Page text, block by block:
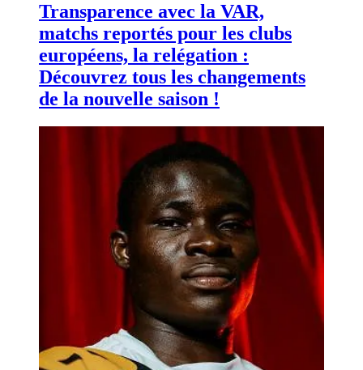
Transparence avec la VAR,
matchs reportés pour les clubs
européens, la relégation :
Découvrez tous les changements
de la nouvelle saison !